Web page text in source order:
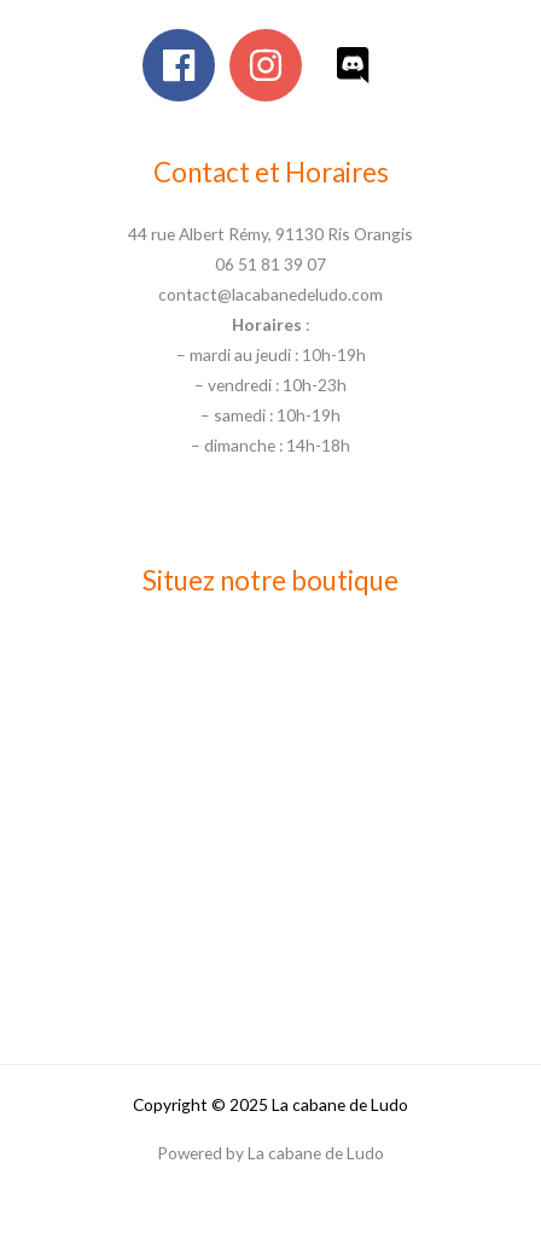
Contact et Horaires
44 rue Albert Rémy, 91130 Ris Orangis
06 51 81 39 07
contact@lacabanedeludo.com
Horaires :
– mardi au jeudi : 10h-19h
– vendredi : 10h-23h
– samedi : 10h-19h
– dimanche : 14h-18h
Situez notre boutique
Copyright © 2025 La cabane de Ludo
Powered by La cabane de Ludo